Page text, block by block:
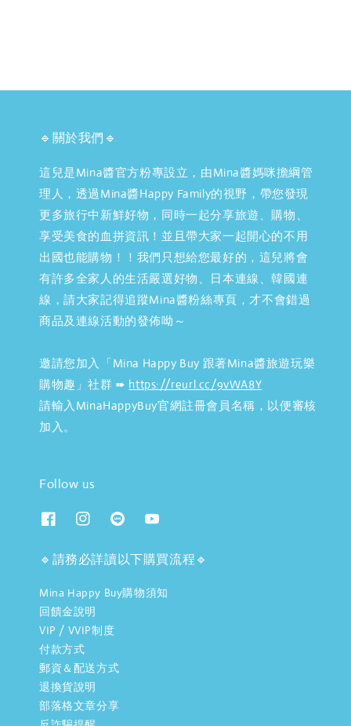
🔹關於我們🔹
這兒是Mina醬官方粉專設立，由Mina醬媽咪擔綱管
理人，透過Mina醬Happy Family的視野，帶您發現
更多旅行中新鮮好物，同時一起分享旅遊、購物、
享受美食的血拼資訊！並且帶大家一起開心的不用
出國也能購物！！我們只想給您最好的，這兒將會
有許多全家人的生活嚴選好物、日本連線、韓國連
線，請大家記得追蹤Mina醬粉絲專頁，才不會錯過
商品及連線活動的發佈呦～
邀請您加入「Mina Happy Buy 跟著Mina醬旅遊玩樂
購物趣」社群 ➠ https://reurl.cc/9vWA8Y
請輸入MinaHappyBuy官網註冊會員名稱，以便審核
加入。
Follow us
🔹請務必詳讀以下購買流程🔹
Mina Happy Buy購物須知
回饋金說明
VIP / VVIP制度
付款方式
郵資＆配送方式
退換貨說明
部落格文章分享